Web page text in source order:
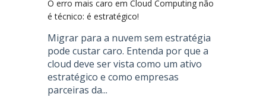
O erro mais caro em Cloud Computing não
é técnico: é estratégico!
Migrar para a nuvem sem estratégia
pode custar caro. Entenda por que a
cloud deve ser vista como um ativo
estratégico e como empresas
parceiras da...